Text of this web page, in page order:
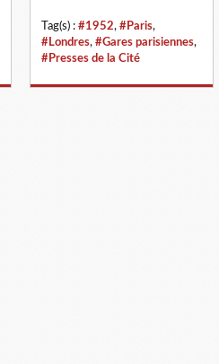
Tag(s) : #1952, #Paris,
#Londres, #Gares parisiennes,
#Presses de la Cité